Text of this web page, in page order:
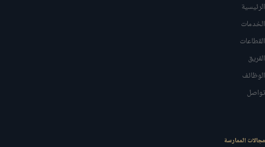
الرئيسية
الخدمات
القطاعات
الفريق
الوظائف
تواصل
مجالات الممارسة